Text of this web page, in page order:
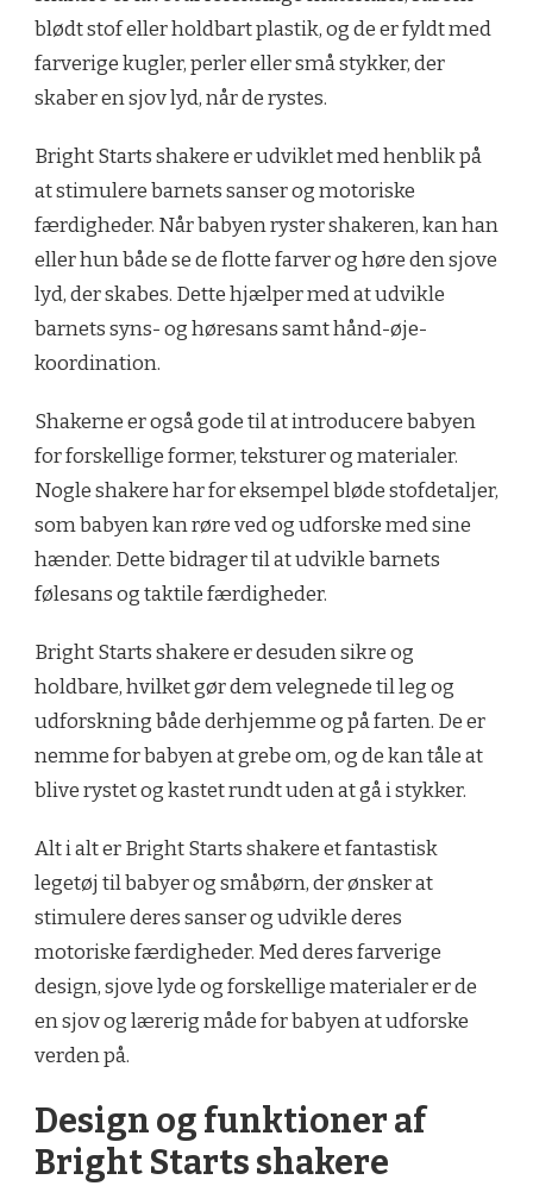
blødt stof eller holdbart plastik, og de er fyldt med
farverige kugler, perler eller små stykker, der
skaber en sjov lyd, når de rystes.
Bright Starts shakere er udviklet med henblik på
at stimulere barnets sanser og motoriske
færdigheder. Når babyen ryster shakeren, kan han
eller hun både se de flotte farver og høre den sjove
lyd, der skabes. Dette hjælper med at udvikle
barnets syns- og høresans samt hånd-øje-
koordination.
Shakerne er også gode til at introducere babyen
for forskellige former, teksturer og materialer.
Nogle shakere har for eksempel bløde stofdetaljer,
som babyen kan røre ved og udforske med sine
hænder. Dette bidrager til at udvikle barnets
følesans og taktile færdigheder.
Bright Starts shakere er desuden sikre og
holdbare, hvilket gør dem velegnede til leg og
udforskning både derhjemme og på farten. De er
nemme for babyen at grebe om, og de kan tåle at
blive rystet og kastet rundt uden at gå i stykker.
Alt i alt er Bright Starts shakere et fantastisk
legetøj til babyer og småbørn, der ønsker at
stimulere deres sanser og udvikle deres
motoriske færdigheder. Med deres farverige
design, sjove lyde og forskellige materialer er de
en sjov og lærerig måde for babyen at udforske
verden på.
Design og funktioner af
Bright Starts shakere